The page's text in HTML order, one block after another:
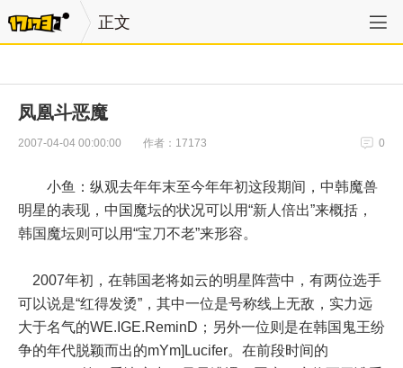
正文
凤凰斗恶魔
2007-04-04 00:00:00 作者：17173 0
小鱼：纵观去年年末至今年年初这段期间，中韩魔兽
明星的表现，中国魔坛的状况可以用“新人倍出”来概括，
韩国魔坛则可以用“宝刀不老”来形容。
2007年初，在韩国老将如云的明星阵营中，有两位选手
可以说是“红得发烫”，其中一位是号称线上无敌，实力远
大于名气的WE.IGE.ReminD；另外一位则是在韩国鬼王纷
争的年代脱颖而出的mYm]Lucifer。在前段时间的